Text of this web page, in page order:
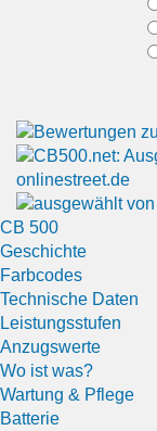
CB 500
Geschichte
Farbcodes
Technische Daten
Leistungsstufen
Anzugswerte
Wo ist was?
Wartung & Pflege
Batterie